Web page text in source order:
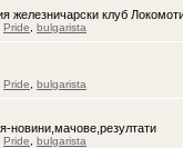
железничарски клуб
Pride bulgarista
Pride bulgarista
новини,мачове,резултати
Pride bulgarista